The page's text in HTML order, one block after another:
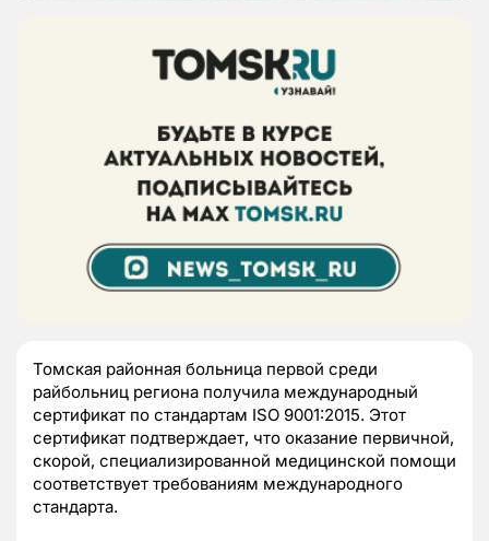
Томская районная больница первой среди
райбольниц региона получила международный
сертификат по стандартам ISO 9001:2015. Этот
сертификат подтверждает, что оказание первичной,
скорой, специализированной медицинской помощи
соответствует требованиям международного
стандарта.